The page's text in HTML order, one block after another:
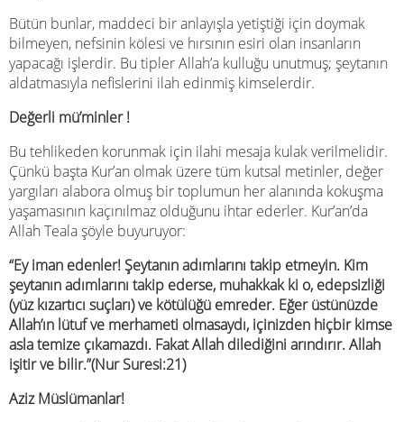
Bütün bunlar, maddeci bir anlayışla yetiştiği için doymak
bilmeyen, nefsinin kölesi ve hırsının esiri olan insanların
yapacağı işlerdir. Bu tipler Allah’a kulluğu unutmuş; şeytanın
aldatmasıyla nefislerini ilah edinmiş kimselerdir.
Değerli mü’minler !
Bu tehlikeden korunmak için ilahi mesaja kulak verilmelidir.
Çünkü başta Kur’an olmak üzere tüm kutsal metinler, değer
yargıları alabora olmuş bir toplumun her alanında kokuşma
yaşamasının kaçınılmaz olduğunu ihtar ederler. Kur’an’da
Allah Teala şöyle buyuruyor:
“Ey iman edenler! Şeytanın adımlarını takip etmeyin. Kim
şeytanın adımlarını takip ederse, muhakkak ki o, edepsizliği
(yüz kızartıcı suçları) ve kötülüğü emreder. Eğer üstünüzde
Allah’ın lütuf ve merhameti olmasaydı, içinizden hiçbir kimse
asla temize çıkamazdı. Fakat Allah dilediğini arındırır. Allah
işitir ve bilir.”(Nur Suresi:21)
Aziz Müslümanlar!